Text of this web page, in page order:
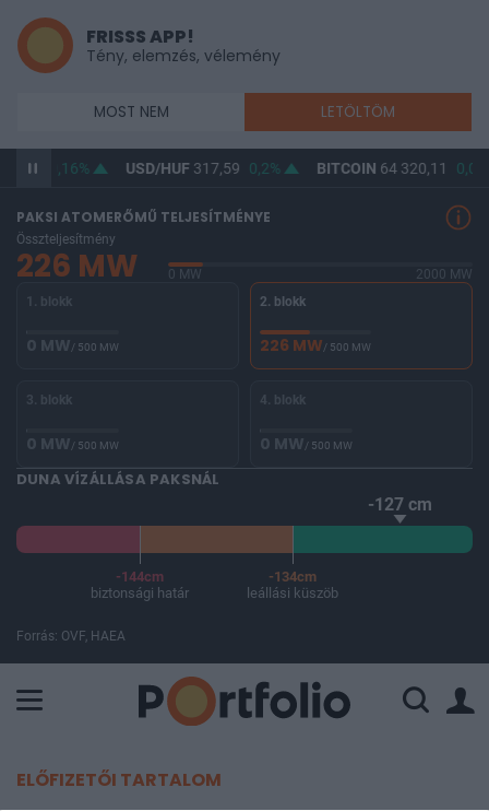
FRISSS APP!
Tény, elemzés, vélemény
MOST NEM LETÖLTÖM
0,16% USD/HUF317,59 0,2% BITCOIN64 320,11
PAKSI ATOMERŐMŰ TELJESÍTMÉNYE
Összteljesítmény
226 MW 0 MW
2000 MW
1. blokk
0 MW/ 500 MW
2. blokk
226 MW/ 500 MW
3. blokk
0 MW/ 500 MW
4. blokk
0 MW/ 500 MW
DUNA VÍZÁLLÁSA PAKSNÁL
-127 cm
-144cm
biztonsági határ
-134cm
leállási küszöb
Forrás: OVF, HAEA
ELŐFIZETŐI TARTALOM